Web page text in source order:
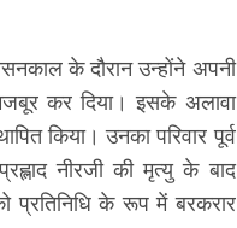
के दौरान उन्होंने अपनी
कर दिया। इसके अलावा
किया। उनका परिवार पूर्व
नीरजी की मृत्यु के बाद
प्रतिनिधि के रूप में बरकरार